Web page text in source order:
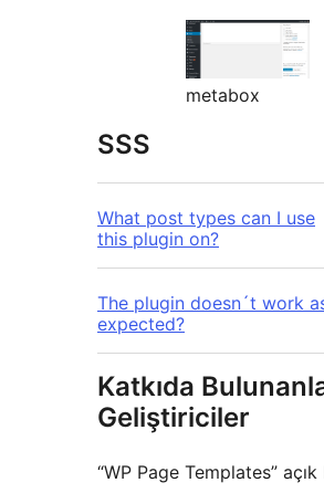
metabox
SSS
What post types can I use
this plugin on?
The plugin doesn´t work
expected?
Katkıda
Geliştiriciler
“WP Page Templates” açık